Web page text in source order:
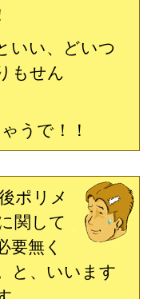
いい、どいつ
もせん
うで！！
ポリメ
関して
要無く
と、いいます